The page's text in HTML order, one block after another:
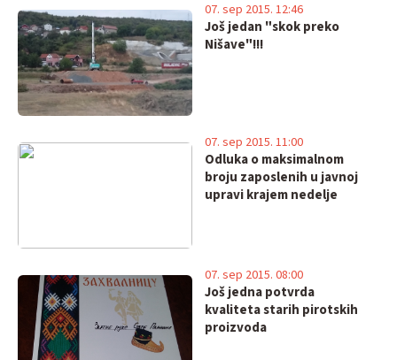
Još jedan "skok preko
Nišave"!!!
07. sep 2015. 12:46
Odluka o maksimalnom
broju zaposlenih u javnoj
upravi krajem nedelje
07. sep 2015. 11:00
Još jedna potvrda
kvaliteta starih pirotskih
proizvoda
07. sep 2015. 08:00